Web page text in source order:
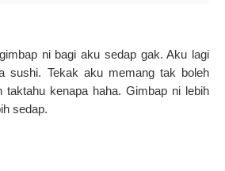
ni bagi aku sedap gak. Aku lagi
sushi. Tekak aku memang tak boleh
taktahu kenapa haha. Gimbap ni lebih
sedap.